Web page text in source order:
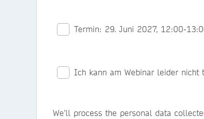
Termin: 29. Juni 2027, 12:00-
We’ll process the personal data